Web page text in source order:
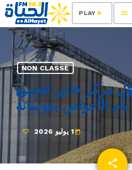
menu
play_arrow
PLAY
NON CLASSÉ
مركز خاص لتجميع
الأحواض بفوسانة
today1 يوليو 2026
share
email